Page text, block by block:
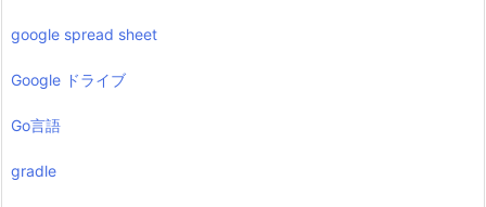
google spread sheet
Google ドライブ
Go言語
gradle